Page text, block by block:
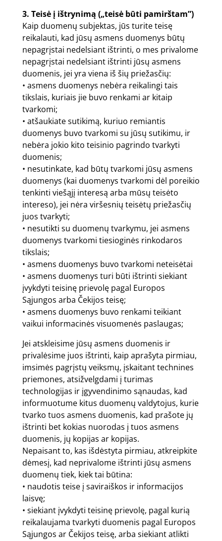
3. Teisė į ištrynimą („teisė būti pamirštam”)
Kaip duomenų subjektas, jūs turite teisę
reikalauti, kad jūsų asmens duomenys būtų
nepagrįstai nedelsiant ištrinti, o mes privalome
nepagrįstai nedelsiant ištrinti jūsų asmens
duomenis, jei yra viena iš šių priežasčių:
• asmens duomenys nebėra reikalingi tais
tikslais, kuriais jie buvo renkami ar kitaip
tvarkomi;
• atšaukiate sutikimą, kuriuo remiantis
duomenys buvo tvarkomi su jūsų sutikimu, ir
nebėra jokio kito teisinio pagrindo tvarkyti
duomenis;
• nesutinkate, kad būtų tvarkomi jūsų asmens
duomenys (kai duomenys tvarkomi dėl poreikio
tenkinti viešąjį interesą arba mūsų teisėto
intereso), jei nėra viršesnių teisėtų priežasčių
juos tvarkyti;
• nesutikti su duomenų tvarkymu, jei asmens
duomenys tvarkomi tiesioginės rinkodaros
tikslais;
• asmens duomenys buvo tvarkomi neteisėtai
• asmens duomenys turi būti ištrinti siekiant
įvykdyti teisinę prievolę pagal Europos
Sąjungos arba Čekijos teisę;
• asmens duomenys buvo renkami teikiant
vaikui informacinės visuomenės paslaugas;
Jei atskleisime jūsų asmens duomenis ir
privalėsime juos ištrinti, kaip aprašyta pirmiau,
imsimės pagrįstų veiksmų, įskaitant technines
priemones, atsižvelgdami į turimas
technologijas ir įgyvendinimo sąnaudas, kad
informuotume kitus duomenų valdytojus, kurie
tvarko tuos asmens duomenis, kad prašote jų
ištrinti bet kokias nuorodas į tuos asmens
duomenis, jų kopijas ar kopijas.
Nepaisant to, kas išdėstyta pirmiau, atkreipkite
dėmesį, kad neprivalome ištrinti jūsų asmens
duomenų tiek, kiek tai būtina:
• naudotis teise į saviraiškos ir informacijos
laisvę;
• siekiant įvykdyti teisinę prievolę, pagal kurią
reikalaujama tvarkyti duomenis pagal Europos
Sąjungos ar Čekijos teisę, arba siekiant atlikti